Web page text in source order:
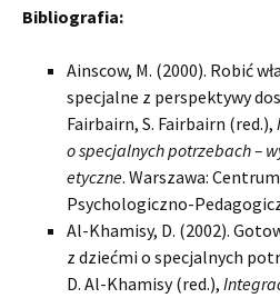
Bibliografia:
Ainscow, M. (2000). Robić
specjalne z perspektywy
Fairbairn, S. Fairbairn (red.),
o specjalnych potrzebach –
etyczne. Warszawa:
Psychologiczno-
Al-Khamisy, D. (2002).
z dziećmi o specjalnych
D. Al-Khamisy (red.),